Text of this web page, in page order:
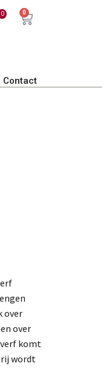
0 0
Contact
over
over
verf komt
wordt